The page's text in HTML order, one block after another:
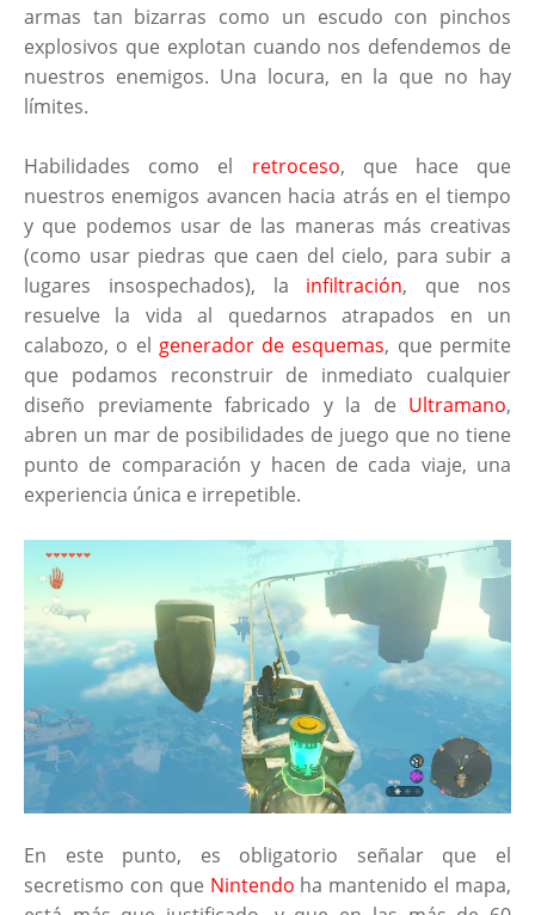
armas tan bizarras como un escudo con pinchos
explosivos que explotan cuando nos defendemos de
nuestros enemigos. Una locura, en la que no hay
límites.
Habilidades como el retroceso, que hace que
nuestros enemigos avancen hacia atrás en el tiempo
y que podemos usar de las maneras más creativas
(como usar piedras que caen del cielo, para subir a
lugares insospechados), la infiltración, que nos
resuelve la vida al quedarnos atrapados en un
calabozo, o el generador de esquemas, que permite
que podamos reconstruir de inmediato cualquier
diseño previamente fabricado y la de Ultramano,
abren un mar de posibilidades de juego que no tiene
punto de comparación y hacen de cada viaje, una
experiencia única e irrepetible.
En este punto, es obligatorio señalar que el
secretismo con que Nintendo ha mantenido el mapa,